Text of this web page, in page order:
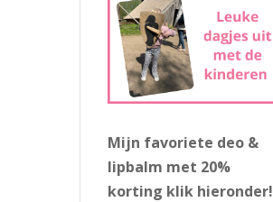
Mijn favoriete deo &
lipbalm met 20%
korting klik hieronder!